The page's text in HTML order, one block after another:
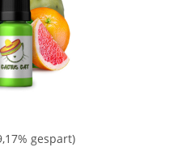
gespart)